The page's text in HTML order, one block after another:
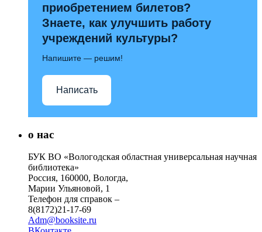
приобретением билетов?
Знаете, как улучшить работу
учреждений культуры?
Напишите — решим!
Написать
о нас
БУК ВО «Вологодская областная универсальная научная
библиотека»
Россия, 160000, Вологда,
Марии Ульяновой, 1
Телефон для справок –
8(8172)21-17-69
Adm@booksite.ru